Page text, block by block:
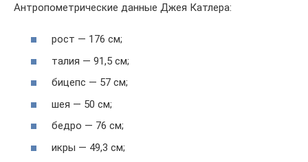
Антропометрические данные Джея Катлера:
рост — 176 см;
талия — 91,5 см;
бицепс — 57 см;
шея — 50 см;
бедро — 76 см;
икры — 49,3 см;